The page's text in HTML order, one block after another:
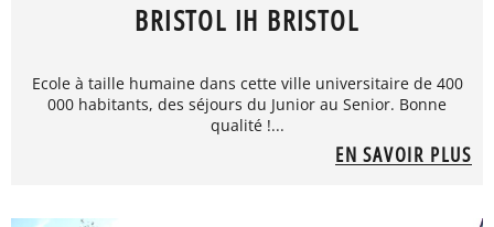
BRISTOL IH BRISTOL
Ecole à taille humaine dans cette ville universitaire de 400
000 habitants, des séjours du Junior au Senior. Bonne
qualité !...
EN SAVOIR PLUS